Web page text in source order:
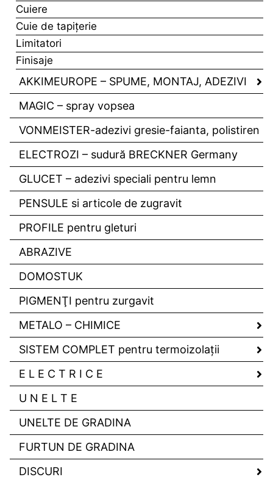
Cuiere
Cuie de tapiţerie
Limitatori
Finisaje
AKKIMEUROPE – SPUME, MONTAJ, ADEZIVI
MAGIC – spray vopsea
VONMEISTER-adezivi gresie-faianta, polistiren
ELECTROZI – sudură BRECKNER Germany
GLUCET – adezivi speciali pentru lemn
PENSULE si articole de zugravit
PROFILE pentru gleturi
ABRAZIVE
DOMOSTUK
PIGMENŢI pentru zurgavit
METALO – CHIMICE
SISTEM COMPLET pentru termoizolaţii
E L E C T R I C E
U N E L T E
UNELTE DE GRADINA
FURTUN DE GRADINA
DISCURI